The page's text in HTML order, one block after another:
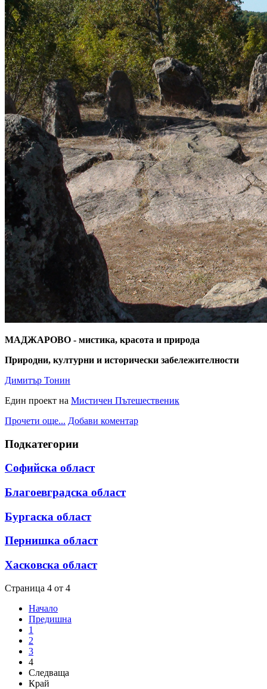
МАДЖАРОВО - мистика, красота и природа
Природни, културни и исторически забележителности
Димитър Тонин
Един проект на Мистичен Пътешественик
Прочети още... Добави коментар
Подкатегории
Софийска област
Благоевградска област
Бургаска област
Пернишка област
Хасковска област
Страница 4 от 4
Начало
Предишна
1
2
3
4
Следваща
Край